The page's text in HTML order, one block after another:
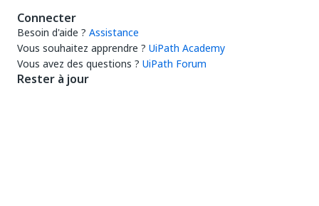
Connecter
Besoin d'aide ? Assistance
Vous souhaitez apprendre ? UiPath Academy
Vous avez des questions ? UiPath Forum
Rester à jour